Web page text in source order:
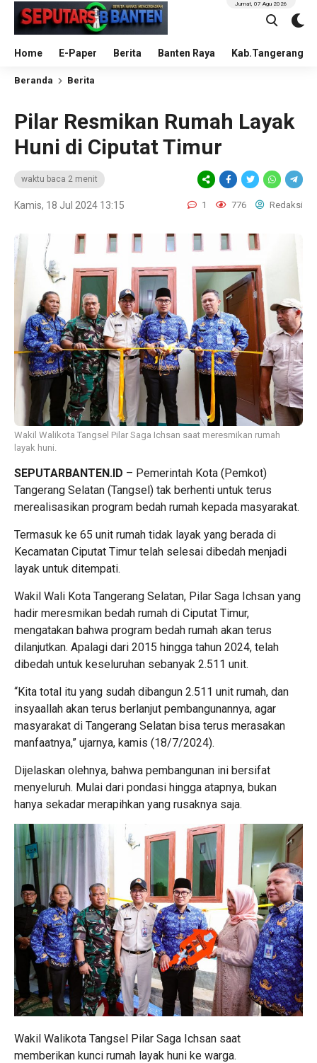
Home E-Paper Berita Banten Raya Kab.Tangerang
Jumat, 07 Agu 2026
Beranda Berita
Pilar Resmikan Rumah Layak
Huni di Ciputat Timur
waktu baca 2 menit
Kamis, 18 Jul 2024 13:15 1 776 Redaksi
Wakil Walikota Tangsel Pilar Saga Ichsan saat meresmikan rumah
layak huni.
SEPUTARBANTEN.ID – Pemerintah Kota (Pemkot)
Tangerang Selatan (Tangsel) tak berhenti untuk terus
merealisasikan program bedah rumah kepada masyarakat.
Termasuk ke 65 unit rumah tidak layak yang berada di
Kecamatan Ciputat Timur telah selesai dibedah menjadi
layak untuk ditempati.
Wakil Wali Kota Tangerang Selatan, Pilar Saga Ichsan yang
hadir meresmikan bedah rumah di Ciputat Timur,
mengatakan bahwa program bedah rumah akan terus
dilanjutkan. Apalagi dari 2015 hingga tahun 2024, telah
dibedah untuk keseluruhan sebanyak 2.511 unit.
“Kita total itu yang sudah dibangun 2.511 unit rumah, dan
insyaallah akan terus berlanjut pembangunannya, agar
masyarakat di Tangerang Selatan bisa terus merasakan
manfaatnya,” ujarnya, kamis (18/7/2024).
Dijelaskan olehnya, bahwa pembangunan ini bersifat
menyeluruh. Mulai dari pondasi hingga atapnya, bukan
hanya sekadar merapihkan yang rusaknya saja.
Wakil Walikota Tangsel Pilar Saga Ichsan saat
memberikan kunci rumah layak huni ke warga.